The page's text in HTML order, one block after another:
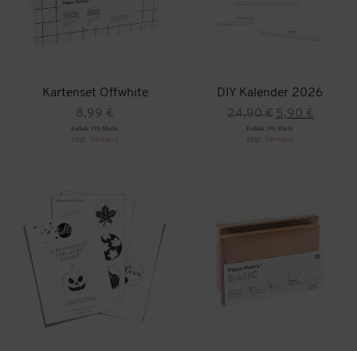
Kartenset Offwhite
8,99 €
Enthält 19% MwSt.
zzgl. Versand
DIY Kalender 2026
24,90€ Ursprünglicher
Preis
war:
24,90 €
5,90 €
Preis
Enthält 19% MwSt.
zzgl. Versand